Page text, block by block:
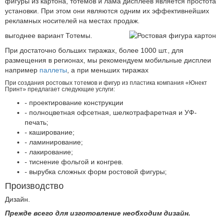
установки. При этом они являются одним их эффективнейших
рекламных носителей на местах продаж.
выгоднее вариант Тотемы.
При достаточно больших тиражах, более 1000 шт., для
размещения в регионах, мы рекомендуем мобильные дисплеи
например паллеты, а при меньших тиражах
При создания ростовых тотемов и фигур из пластика компания «Юнект
Принт» предлагает следующие услуги:
- проектирование конструкции
- полноцветная офсетная, шелкотрафаретная и УФ-
печать;
- каширование;
- ламинирование;
- лакирование;
- тиснение фольгой и конгрев.
- вырубка сложных форм ростовой фигуры;
Производство
Дизайн.
Прежде всего для изготовление необходим дизайн.